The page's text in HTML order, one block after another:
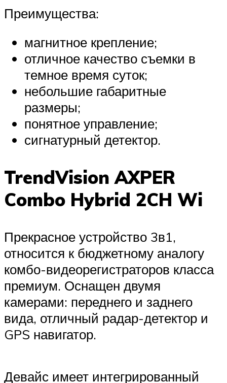
Преимущества:
магнитное крепление;
отличное качество съемки в
темное время суток;
небольшие габаритные
размеры;
понятное управление;
сигнатурный детектор.
TrendVision AXPER
Combo Hybrid 2CH Wi
Прекрасное устройство 3в1,
относится к бюджетному аналогу
комбо-видеорегистраторов класса
премиум. Оснащен двумя
камерами: переднего и заднего
вида, отличный радар-детектор и
GPS навигатор.
Девайс имеет интегрированный